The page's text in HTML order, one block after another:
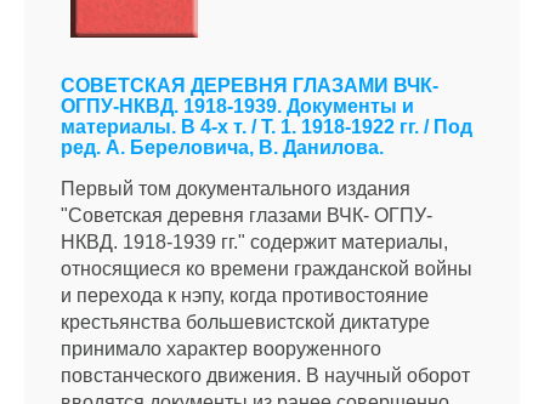
СОВЕТСКАЯ ДЕРЕВНЯ ГЛАЗАМИ ВЧК-
ОГПУ-НКВД. 1918-1939. Документы и
материалы. В 4-х т. / Т. 1. 1918-1922 гг. / Под
ред. А. Береловича, В. Данилова.
Первый том документального издания
"Советская деревня глазами ВЧК- ОГПУ-
НКВД. 1918-1939 гг." содержит материалы,
относящиеся ко времени гражданской войны
и перехода к нэпу, когда противостояние
крестьянства большевистской диктатуре
принимало характер вооруженного
повстанческого движения. В научный оборот